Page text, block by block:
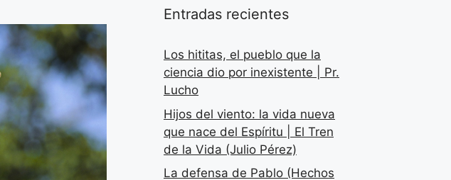
Entradas recientes
Los hititas, el pueblo que la
ciencia dio por inexistente | Pr.
Lucho
Hijos del viento: la vida nueva
que nace del Espíritu | El Tren
de la Vida (Julio Pérez)
La defensa de Pablo (Hechos